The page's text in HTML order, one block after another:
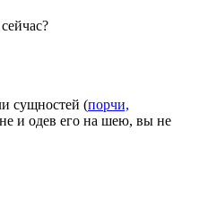
⠀
сущностей (порчи,
и одев его на шею, вы не